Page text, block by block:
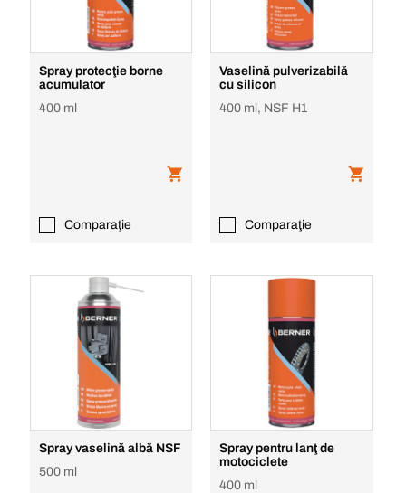
Spray protecţie borne
acumulator
400 ml
Comparaţie
Vaselină pulverizabilă
cu silicon
400 ml, NSF H1
Comparaţie
Spray vaselină albă NSF
500 ml
Spray pentru lanţ de
motociclete
400 ml